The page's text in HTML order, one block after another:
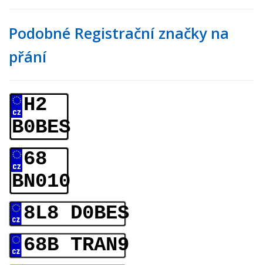
Podobné Registrační značky na
přání
H2
B0BES
68
BN010
8L8 D0BES
68B TRAN9